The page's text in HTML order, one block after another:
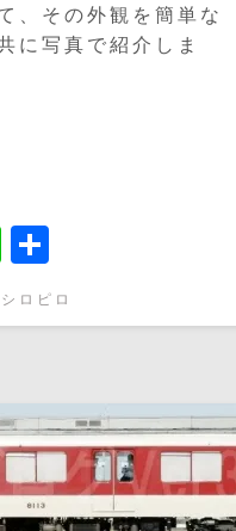
、その外観を簡単な
に写真で紹介しま
Line
共
有
シロピロ